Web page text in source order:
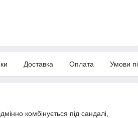
Доставка Оплата Умови
комбінується під сандалі,